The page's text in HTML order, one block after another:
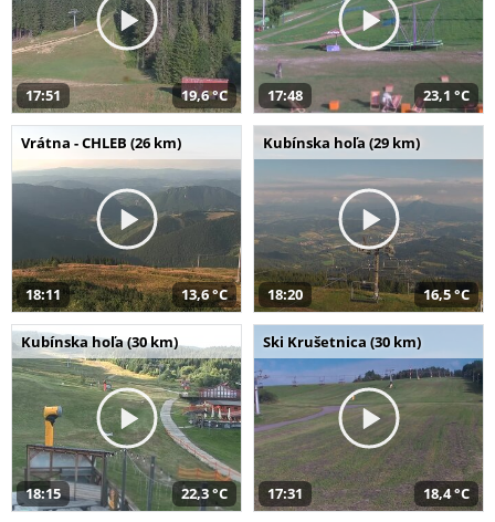
17:51 19,6 °C 17:48 23,1 °C
Vrátna - CHLEB (26 km)
18:11 13,6 °C
Kubínska hoľa (29 km)
18:20 16,5 °C
Kubínska hoľa (30 km)
18:15 22,3 °C
Ski Krušetnica (30 km)
17:31 18,4 °C